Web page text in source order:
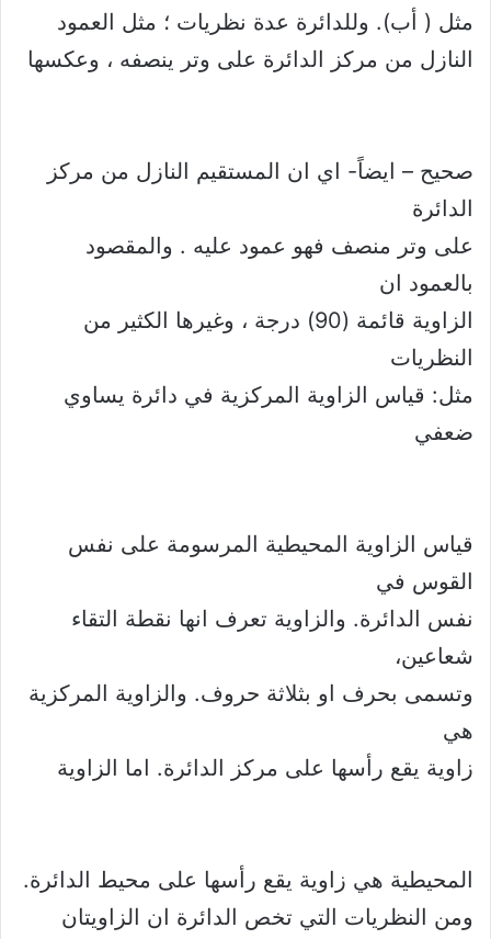
مثل ( أب). وللدائرة عدة نظريات ؛ مثل العمود
النازل من مركز الدائرة على وتر ينصفه ، وعكسها
صحيح – ايضاً- اي ان المستقيم النازل من مركز
الدائرة
على وتر منصف فهو عمود عليه . والمقصود
بالعمود ان
الزاوية قائمة (90) درجة ، وغيرها الكثير من
النظريات
مثل: قياس الزاوية المركزية في دائرة يساوي
ضعفي
قياس الزاوية المحيطية المرسومة على نفس
القوس في
نفس الدائرة. والزاوية تعرف انها نقطة التقاء
شعاعين،
وتسمى بحرف او بثلاثة حروف. والزاوية المركزية
هي
زاوية يقع رأسها على مركز الدائرة. اما الزاوية
المحيطية هي زاوية يقع رأسها على محيط الدائرة.
ومن النظريات التي تخص الدائرة ان الزاويتان